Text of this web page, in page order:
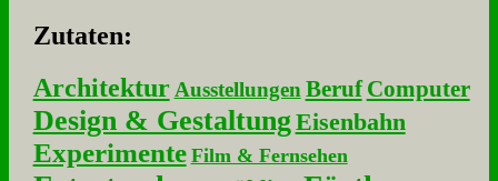
Zu­ta­ten:
Architektur Ausstellungen Beruf Computer
Design & GestaltungEisenbahn
Experimente Film & Fernsehen